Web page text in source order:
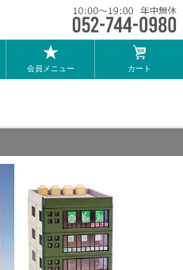
会員メニュー カート